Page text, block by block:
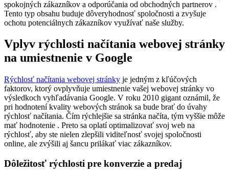
spokojných zákazníkov a odporúčania od obchodných partnerov .
Tento typ obsahu buduje dôveryhodnosť spoločnosti a zvyšuje
ochotu potenciálnych zákazníkov využívať naše služby.
Vplyv rýchlosti načítania webovej stránky
na umiestnenie v Google
Rýchlosť načítania webovej stránky je jedným z kľúčových
faktorov, ktorý ovplyvňuje umiestnenie vašej webovej stránky vo
výsledkoch vyhľadávania Google. V roku 2010 gigant oznámil, že
pri hodnotení kvality webových stránok sa bude brať do úvahy
rýchlosť načítania. Čím rýchlejšie sa stránka načíta, tým vyššie môže
mať hodnotenie . Preto sa oplatí optimalizovať svoj web na
rýchlosť, aby ste nielen zlepšili viditeľnosť svojej spoločnosti
online, ale zvýšili aj šancu prilákať viac zákazníkov.
Dôležitosť rýchlosti pre konverzie a predaj